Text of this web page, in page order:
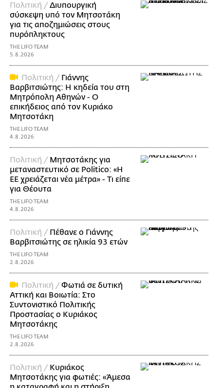
Πολιτική /Διυπουργική
σύσκεψη υπό τον Μητσοτάκη
για τις αποζημιώσεις στους
πυρόπληκτους
THE LIFO TEAM
5.8.2026
Πολιτική / Γιάννης
Βαρβιτσιώτης: Η κηδεία του στη
Μητρόπολη Αθηνών - Ο
επικήδειος από τον Κυριάκο
Μητσοτάκη
THE LIFO TEAM
4.8.2026
Πολιτική / Μητσοτάκης για
μεταναστευτικό σε Politico: «Η
ΕΕ χρειάζεται νέα μέτρα» - Τι είπε
για Θέουτα
THE LIFO TEAM
4.8.2026
Πολιτική / Πέθανε ο Γιάννης
Βαρβιτσιώτης σε ηλικία 93 ετών
THE LIFO TEAM
2.8.2026
Πολιτική /Φωτιά σε δυτική
Αττική και Βοιωτία: Στο
Συντονιστικό Πολιτικής
Προστασίας ο Κυριάκος
Μητσοτάκης
THE LIFO TEAM
2.8.2026
Πολιτική / Κυριάκος
Μητσοτάκης για φωτιές: «Άμεσα